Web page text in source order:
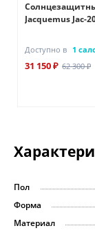
Jacquemus Jac-
Доступно в 1
31 150 ₽ 62 300 ₽
Пол
Форма
Материал